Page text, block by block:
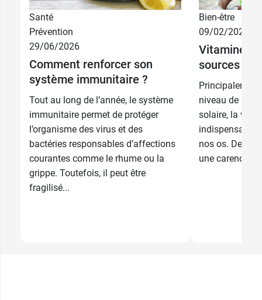
Santé
Prévention
29/06/2026
Comment renforcer son
système immunitaire ?
Tout au long de l’année, le système
immunitaire permet de protéger
l’organisme des virus et des
bactéries responsables d’affections
courantes comme le rhume ou la
grippe. Toutefois, il peut être
fragilisé...
Bien-être
09/02/2026
Vitamine D
sources
niveau de la
solaire, la
indispensable
nos os. De
une carence